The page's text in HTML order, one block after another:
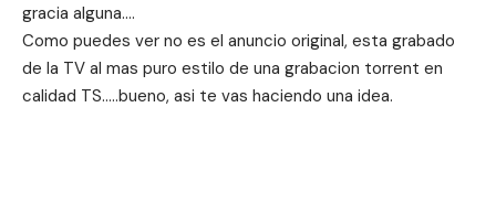
gracia alguna….
Como puedes ver no es el anuncio original, esta grabado
de la TV al mas puro estilo de una grabacion torrent en
calidad TS…..bueno, asi te vas haciendo una idea.